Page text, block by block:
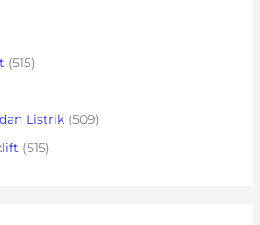
(515)
Listrik(509)
(515)